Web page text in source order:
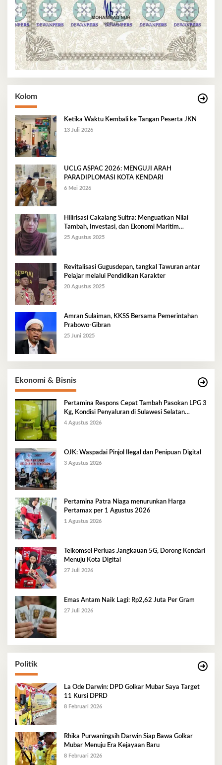
Kolom
Ketika Waktu Kembali ke Tangan Peserta JKN
13 Juli 2026
UCLG ASPAC 2026: MENGUJI ARAH
PARADIPLOMASI KOTA KENDARI
6 Mei 2026
Hilirisasi Cakalang Sultra: Menguatkan Nilai
Tambah, Investasi, dan Ekonomi Maritim
Berkelanjutan
25 Agustus 2025
Revitalisasi Gugusdepan, tangkal Tawuran antar
Pelajar melalui Pendidikan Karakter
20 Agustus 2025
Amran Sulaiman, KKSS Bersama Pemerintahan
Prabowo-Gibran
25 Juni 2025
Ekonomi & Bisnis
Pertamina Respons Cepat Tambah Pasokan LPG 3
Kg, Kondisi Penyaluran di Sulawesi Selatan
Berlangsung Kondusif
4 Agustus 2026
OJK: Waspadai Pinjol Ilegal dan Penipuan Digital
3 Agustus 2026
Pertamina Patra Niaga menurunkan Harga
Pertamax per 1 Agustus 2026
1 Agustus 2026
Telkomsel Perluas Jangkauan 5G, Dorong Kendari
Menuju Kota Digital
27 Juli 2026
Emas Antam Naik Lagi: Rp2,62 Juta Per Gram
27 Juli 2026
Politik
La Ode Darwin: DPD Golkar Mubar Saya Target
11 Kursi DPRD
8 Februari 2026
Rhika Purwaningsih Darwin Siap Bawa Golkar
Mubar Menuju Era Kejayaan Baru
8 Februari 2026